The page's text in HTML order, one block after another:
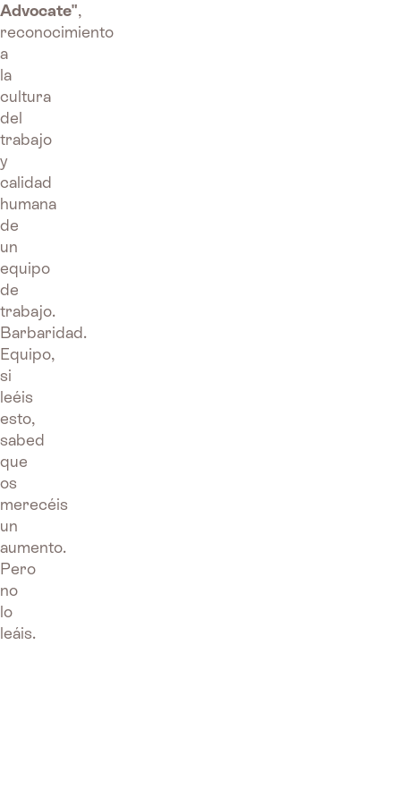
Advocate",
reconocimiento
a
la
cultura
del
trabajo
y
calidad
humana
de
un
equipo
de
trabajo.
Barbaridad.
Equipo,
si
leéis
esto,
sabed
que
os
merecéis
un
aumento.
Pero
no
lo
leáis.